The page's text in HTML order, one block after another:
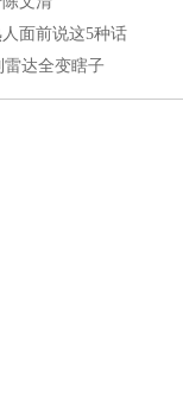
面前说这5种话
雷达全变瞎子